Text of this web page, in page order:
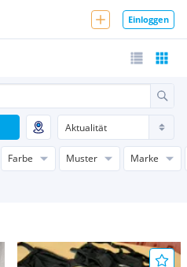
Einloggen
Farbe Muster Marke